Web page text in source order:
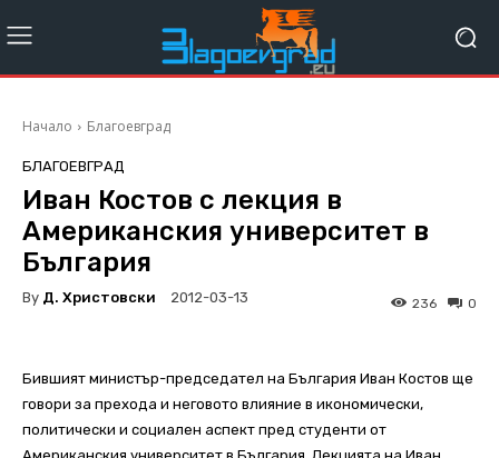
Начало Благоевград
БЛАГОЕВГРАД
Иван Костов с лекция в
Американския университет в
България
By Д. Христовски 2012-03-13 0
236
Бившият министър-председател на България Иван Костов ще
говори за прехода и неговото влияние в икономически,
политически и социален аспект пред студенти от